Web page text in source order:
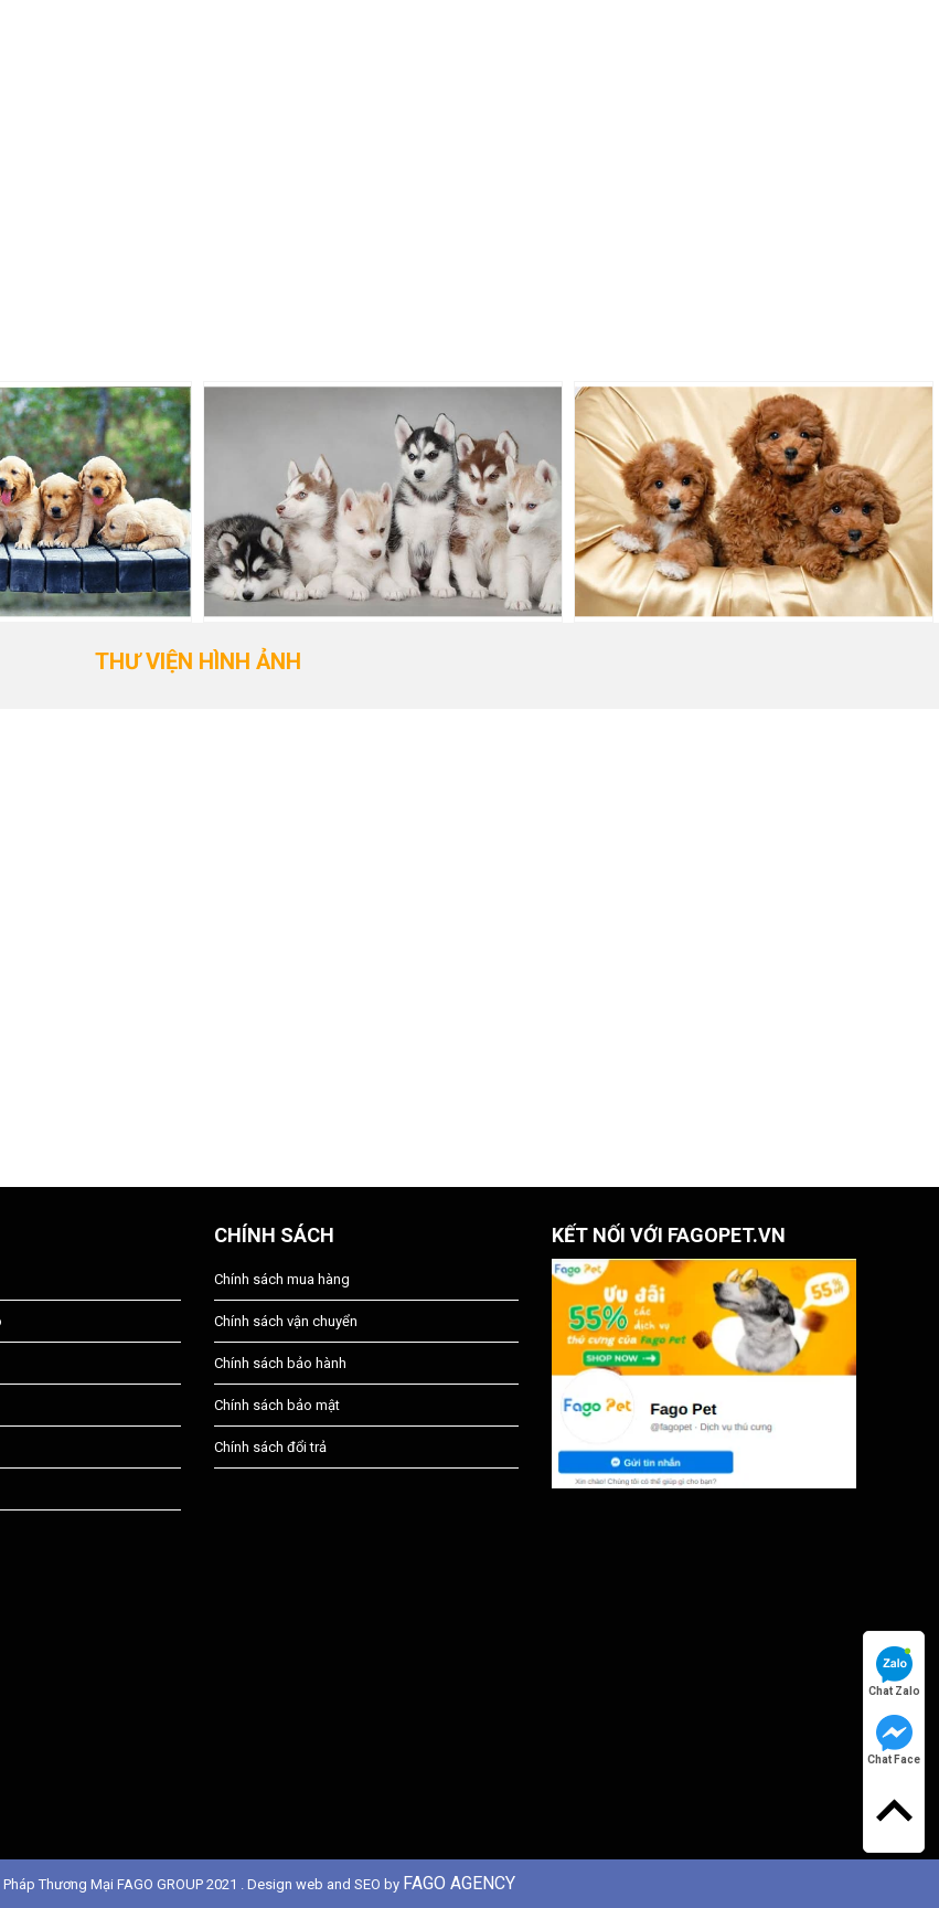
Chat Zalo
Chat Face
THƯ VIỆN HÌNH ẢNH
CHÍNH SÁCH
Chính sách mua hàng
Chính sách vận chuyển
Chính sách bảo hành
Chính sách bảo mật
Chính sách đổi trả
KẾT NỐI VỚI FAGOPET.VN
Thương Mại FAGO GROUP 2021 . Design web and SEO by FAGO AGENCY